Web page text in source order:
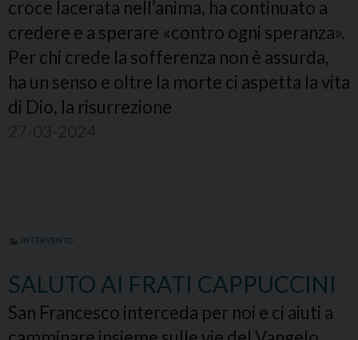
croce lacerata nell’anima, ha continuato a
credere e a sperare «contro ogni speranza».
Per chi crede la sofferenza non è assurda,
ha un senso e oltre la morte ci aspetta la vita
di Dio, la risurrezione
INTERVENTO
SALUTO AI FRATI CAPPUCCINI
San Francesco interceda per noi e ci aiuti a